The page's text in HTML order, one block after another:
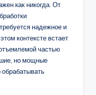
как никогда. От
надежное и
контексте встает
частью
но мощные